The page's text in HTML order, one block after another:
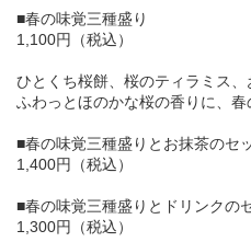
■春の味覚三種盛り
1,100円（税込）
ひとくち桜餅、桜のティラミス、
ふわっとほのかな桜の香りに、春
■春の味覚三種盛りとお抹茶のセ
1,400円（税込）
■春の味覚三種盛りとドリンクの
1,300円（税込）